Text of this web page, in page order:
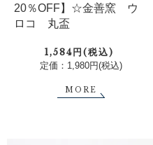
20％OFF】☆金善窯 ウ
ロコ 丸盃
1,584円(税込)
定価：1,980円(税込)
MORE